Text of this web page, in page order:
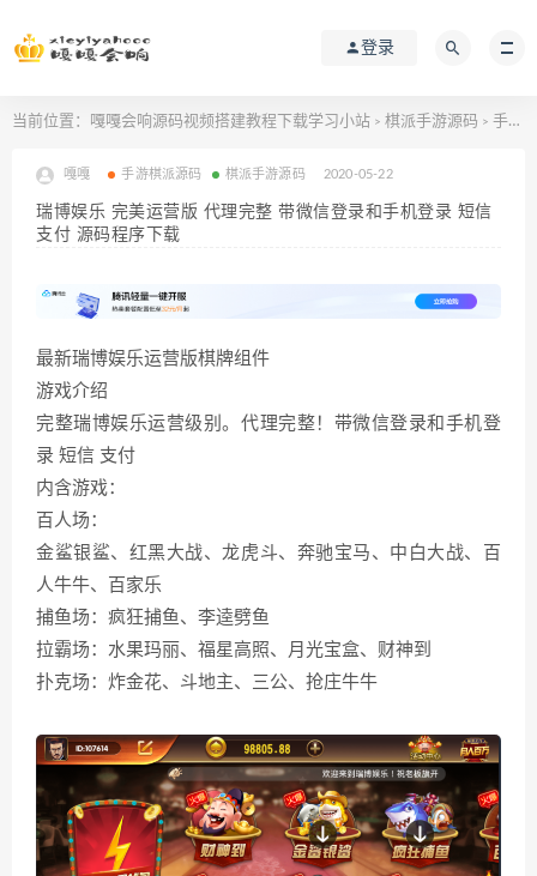
登录
当前位置： 嘎嘎会响源码视频搭建教程下载学习小站 > 棋派手游源码 > 手游棋派源码
嘎嘎 手游棋派源码 棋派手游源码 2020-05-22
瑞博娱乐 完美运营版 代理完整 带微信登录和手机登录 短信
支付 源码程序下载
最新瑞博娱乐运营版棋牌组件
游戏介绍
完整瑞博娱乐运营级别。代理完整！带微信登录和手机登
录 短信 支付
内含游戏：
百人场：
金鲨银鲨、红黑大战、龙虎斗、奔驰宝马、中白大战、百
人牛牛、百家乐
捕鱼场：疯狂捕鱼、李逵劈鱼
拉霸场：水果玛丽、福星高照、月光宝盒、财神到
扑克场：炸金花、斗地主、三公、抢庄牛牛